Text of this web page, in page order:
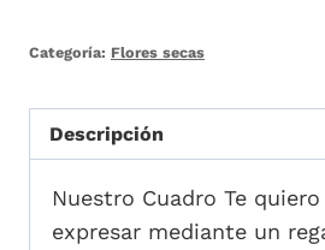
Categoría: Flores secas
Descripción
Nuestro Cuadro Te
expresar mediante un